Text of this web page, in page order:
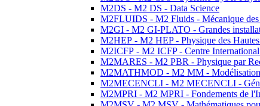
M2DS - M2 DS - Data Science
M2FLUIDS - M2 Fluids - Mécanique
M2GI - M2 GI-PLATO - Grandes
M2HEP - M2 HEP - Physique des
M2ICFP - M2 ICFP - Centre
M2MARES - M2 PBR - Physique par
M2MATHMOD - M2 MM - Modélisation
M2MECENCLI - M2 MECENCLI -
M2MPRI - M2 MPRI - Fondements de